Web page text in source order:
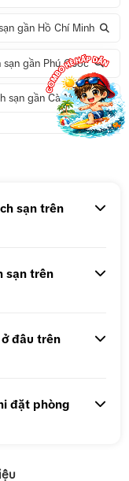
gần Hồ Chí Minh
sạn gần Phú Quốc
sạn gần Cà Mau
Nội
sạn trên
sạn trên
đâu trên
đặt phòng